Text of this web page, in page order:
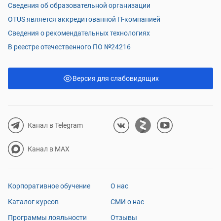
Канал в Telegram
Канал в MAX
Корпоративное обучение
Каталог курсов
Программы лояльности
О нас
СМИ о нас
Отзывы
Сведения об образовательной организации
OTUS является аккредитованной IT-компанией
Сведения о рекомендательных технологиях
В реестре отечественного ПО №24216
Версия для слабовидящих